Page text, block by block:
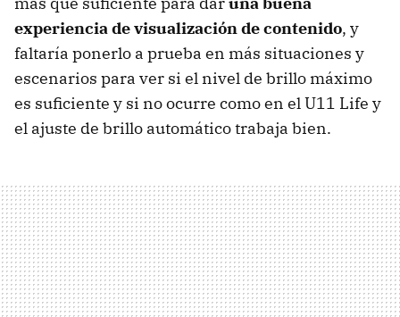
experiencia de visualización de contenido, y
faltaría ponerlo a prueba en más situaciones y
escenarios para ver si el nivel de brillo máximo
es suficiente y si no ocurre como en el U11 Life y
el ajuste de brillo automático trabaja bien.